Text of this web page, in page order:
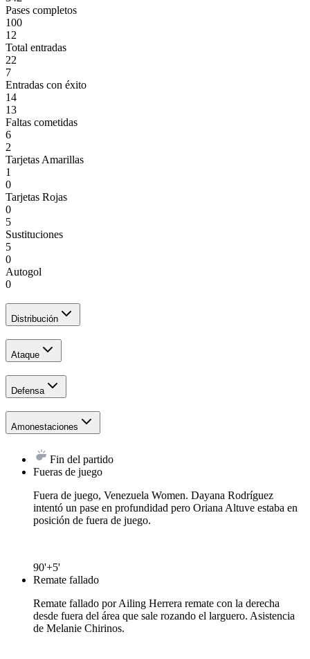
Pases completos
100
12
Total entradas
22
7
Entradas con éxito
14
13
Faltas cometidas
6
2
Tarjetas Amarillas
1
0
Tarjetas Rojas
0
5
Sustituciones
5
0
Autogol
0
Distribución
Ataque
Defensa
Amonestaciones
Fin del partido
Fueras de juego
Fuera de juego, Venezuela Women. Dayana Rodríguez
intentó un pase en profundidad pero Oriana Altuve estaba en
posición de fuera de juego.
90'+5'
Remate fallado
Remate fallado por Ailing Herrera remate con la derecha
desde fuera del área que sale rozando el larguero. Asistencia
de Melanie Chirinos.